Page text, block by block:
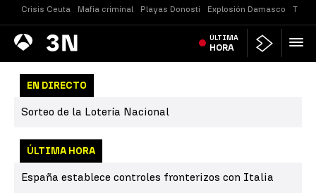
Crisis Ceuta Mafia criminal Playas Donosti Explosión Damasco
Antena
3 Noticias ÚLTIMA
HORA
EN DIRECTO
Sorteo de la Lotería Nacional
ÚLTIMA HORA
España establece controles fronterizos con Italia